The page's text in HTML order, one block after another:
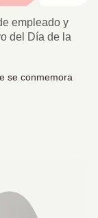
empleado y
del Día de la
se conmemora